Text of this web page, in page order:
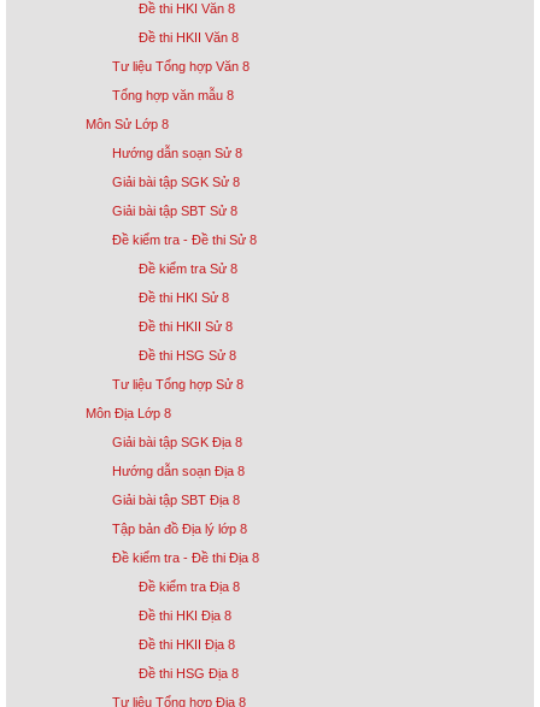
Đề thi HKI Văn 8
Đề thi HKII Văn 8
Tư liệu Tổng hợp Văn 8
Tổng hợp văn mẫu 8
Môn Sử Lớp 8
Hướng dẫn soạn Sử 8
Giải bài tập SGK Sử 8
Giải bài tập SBT Sử 8
Đề kiểm tra - Đề thi Sử 8
Đề kiểm tra Sử 8
Đề thi HKI Sử 8
Đề thi HKII Sử 8
Đề thi HSG Sử 8
Tư liệu Tổng hợp Sử 8
Môn Địa Lớp 8
Giải bài tập SGK Địa 8
Hướng dẫn soạn Địa 8
Giải bài tập SBT Địa 8
Tập bản đồ Địa lý lớp 8
Đề kiểm tra - Đề thi Địa 8
Đề kiểm tra Địa 8
Đề thi HKI Địa 8
Đề thi HKII Địa 8
Đề thi HSG Địa 8
Tư liệu Tổng hợp Địa 8